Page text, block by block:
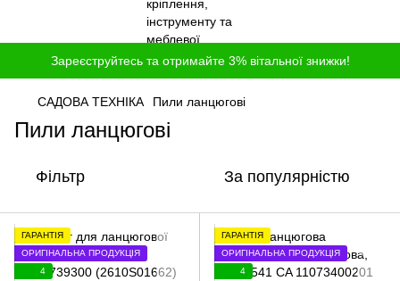
Зареєструйтесь та отримайте 3% вітальної знижки!
САДОВА ТЕХНІКА Пили ланцюгові
Пили ланцюгові
Фільтр За популярністю
ГАРАНТІЯ
ОРИГІНАЛЬНА ПРОДУКЦІЯ
4
ГАРАНТІЯ
ОРИГІНАЛЬНА ПРОДУКЦІЯ
4